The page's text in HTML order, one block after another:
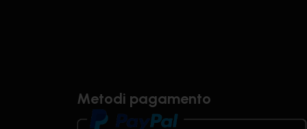
Metodi pagamento